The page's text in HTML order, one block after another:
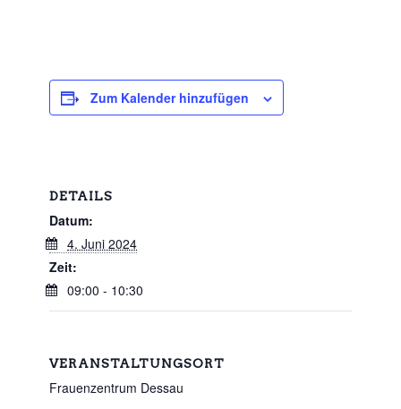
Zum Kalender hinzufügen
DETAILS
Datum:
4. Juni 2024
Zeit:
09:00 - 10:30
VERANSTALTUNGSORT
Frauenzentrum Dessau